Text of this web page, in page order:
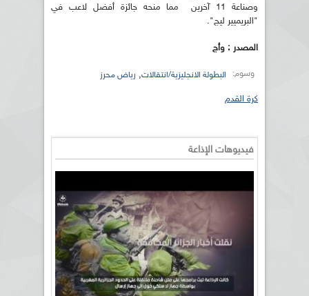
وصناعة 11 آخرين مما منحه جائزة أفضل لاعب في
"البريميير ليج".
المصدر : وأج
وسوم: البطولة الانجليزية/انتقالات, رياض محرز
كرة القدم
فيديوهات الإذاعة